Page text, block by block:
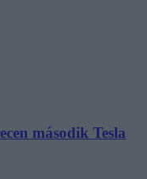
második Tesla